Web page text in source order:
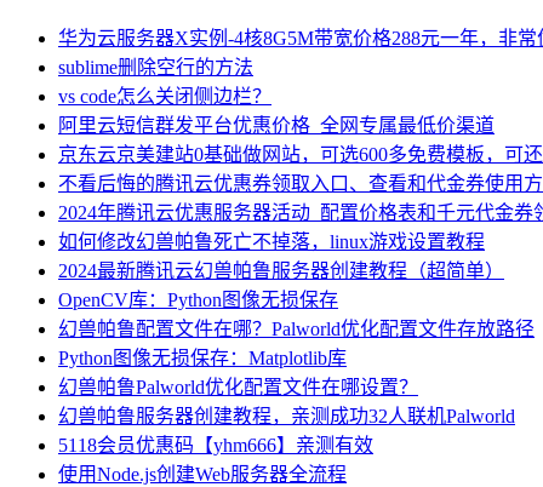
华为云服务器X实例-4核8G5M带宽价格288元一年，非常
sublime删除空行的方法
vs code怎么关闭侧边栏？
阿里云短信群发平台优惠价格_全网专属最低价渠道
京东云京美建站0基础做网站，可选600多免费模板，可还
不看后悔的腾讯云优惠券领取入口、查看和代金券使用
2024年腾讯云优惠服务器活动_配置价格表和千元代金券
如何修改幻兽帕鲁死亡不掉落，linux游戏设置教程
2024最新腾讯云幻兽帕鲁服务器创建教程（超简单）
OpenCV库：Python图像无损保存
幻兽帕鲁配置文件在哪？Palworld优化配置文件存放路径
Python图像无损保存：Matplotlib库
幻兽帕鲁Palworld优化配置文件在哪设置？
幻兽帕鲁服务器创建教程，亲测成功32人联机Palworld
5118会员优惠码【yhm666】亲测有效
使用Node.js创建Web服务器全流程